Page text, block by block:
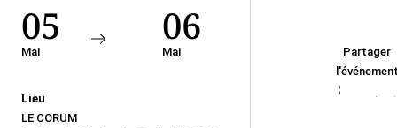
05
Mai
06
Mai
Lieu
LE CORUM
Partager